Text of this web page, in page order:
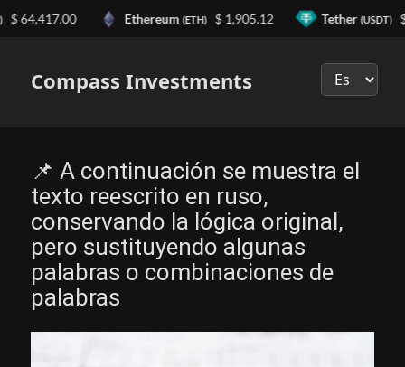
Compass Investments
📌 A continuación se muestra el
texto reescrito en ruso,
conservando la lógica original,
pero sustituyendo algunas
palabras o combinaciones de
palabras
Ethereum(ETH) $ 1,905.12 Tether(USDT) $